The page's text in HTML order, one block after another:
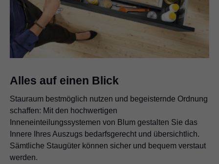
Alles auf einen Blick
Stauraum bestmöglich nutzen und begeisternde Ordnung
schaffen: Mit den hochwertigen
Inneneinteilungssystemen von Blum gestalten Sie das
Innere Ihres Auszugs bedarfsgerecht und übersichtlich.
Sämtliche Staugüter können sicher und bequem verstaut
werden.